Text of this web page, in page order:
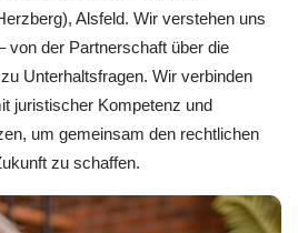
Alsfeld. Wir verstehen uns
von der Partnerschaft über die
Unterhaltsfragen. Wir verbinden
juristischer Kompetenz und
um gemeinsam den rechtlichen
zu schaffen.